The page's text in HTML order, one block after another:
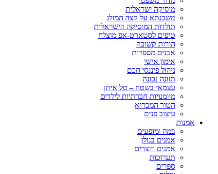
מוסיקה ישראלית
משכנתא על קצה המזלג
תולדות המוסיקה הישראלית
טיפים לסטארט-אפ מוצלח
הורות קשובה
אבנים מספרות
אימון אישי
ניהול פיננסי חכם
תזונה נכונה
עצמאי בשטח – טל איתן
מיומנויות חברתיות לילדים
הטור המבריא
עיצוב פנים
אמנות
במה ומופעים
אמנים בגולן
אמנים ויוצרים
תערוכות
ספרים